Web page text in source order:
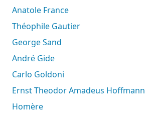
Anatole France
Théophile Gautier
George Sand
André Gide
Carlo Goldoni
Ernst Theodor Amadeus Hoffmann
Homère